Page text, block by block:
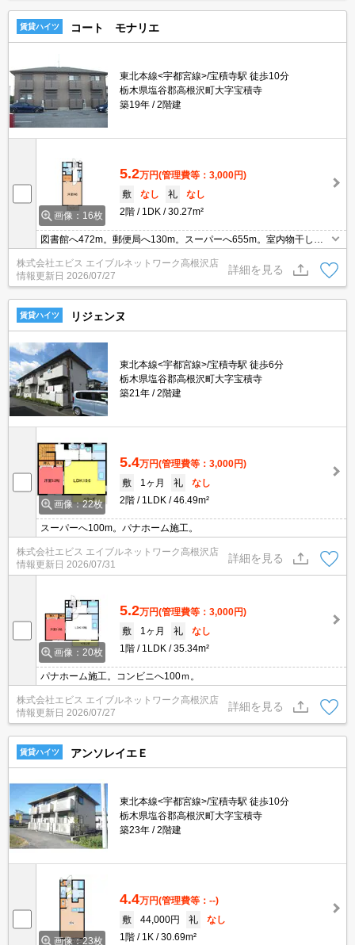
賃貸ハイツ コート モナリエ
東北本線<宇都宮線>/宝積寺駅 徒歩10分
栃木県塩谷郡高根沢町大字宝積寺
築19年
2階建
画像：16枚
5.2万円(管理費等：3,000円)
敷
なし 礼
なし
2階
1DK 30.27m²
図書館へ472m。郵便局へ130m。スーパーへ655m。室内物干しあ
り。
株式会社エビス エイブルネットワーク高根沢店
情報更新日 2026/07/27
詳細を見る
賃貸ハイツ リジェンヌ
東北本線<宇都宮線>/宝積寺駅 徒歩6分
栃木県塩谷郡高根沢町大字宝積寺
築21年
2階建
画像：22枚
5.4万円(管理費等：3,000円)
敷
1ヶ月 礼
なし
2階
1LDK 46.49m²
スーパーへ100m。パナホーム施工。
株式会社エビス エイブルネットワーク高根沢店
情報更新日 2026/07/31
詳細を見る
画像：20枚
5.2万円(管理費等：3,000円)
敷
1ヶ月 礼
なし
1階
1LDK 35.34m²
パナホーム施工。コンビニへ100ｍ。
株式会社エビス エイブルネットワーク高根沢店
情報更新日 2026/07/27
詳細を見る
賃貸ハイツ アンソレイエＥ
東北本線<宇都宮線>/宝積寺駅 徒歩10分
栃木県塩谷郡高根沢町大字宝積寺
築23年
2階建
画像：23枚
4.4万円(管理費等：--)
敷
44,000円 礼
なし
1階
1K 30.69m²